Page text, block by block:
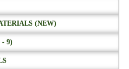
(NEW)
- 9)